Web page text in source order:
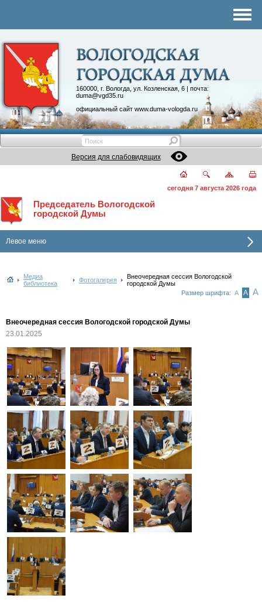
160000, г. Вологда, ул. Козленская, 6 | почта:
duma@vgd35.ru
официальный сайт www.duma-vologda.ru
Контакты
Депутатские объединения
Версия для слабовидящих
сегодня 7 августа 2026 года
Председатель Вологодской
городской Думы
Левое меню
Медиа
библиотека
Фотогалерея
Внеочередная сессия Вологодской
городской Думы
Размер шрифта: А А А
Внеочередная сессия Вологодской городской Думы
23.01.2025